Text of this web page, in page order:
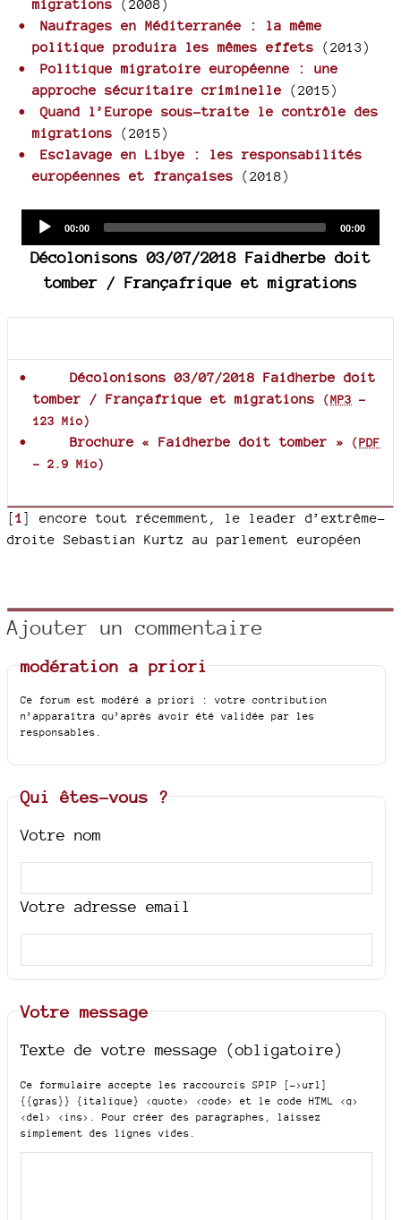
migrations (2008)
Naufrages en Méditerranée : la même
politique produira les mêmes effets (2013)
Politique migratoire européenne : une
approche sécuritaire criminelle (2015)
Quand l’Europe sous-traite le contrôle des
migrations (2015)
Esclavage en Libye : les responsabilités
européennes et françaises (2018)
Current
00:00
Total
00:00
Décolonisons 03/07/2018 Faidherbe doit
tomber / Françafrique et migrations
Décolonisons 03/07/2018 Faidherbe doit
tomber / Françafrique et migrations
(MP3 -
123 Mio)
Brochure « Faidherbe doit tomber » (PDF
- 2.9 Mio)
[1] encore tout récemment, le leader d’extrême-
droite Sebastian Kurtz au parlement européen
Ajouter un commentaire
modération a priori
Ce forum est modéré a priori : votre contribution
n’apparaîtra qu’après avoir été validée par les
responsables.
Qui êtes-vous ?
Votre nom
Votre adresse email
Votre message
Texte de votre message (obligatoire)
Ce formulaire accepte les raccourcis SPIP
[->url]
{{gras}} {italique} <quote> <code>
et le code HTML <q>
<del> <ins> . Pour créer des paragraphes, laissez
simplement des lignes vides.